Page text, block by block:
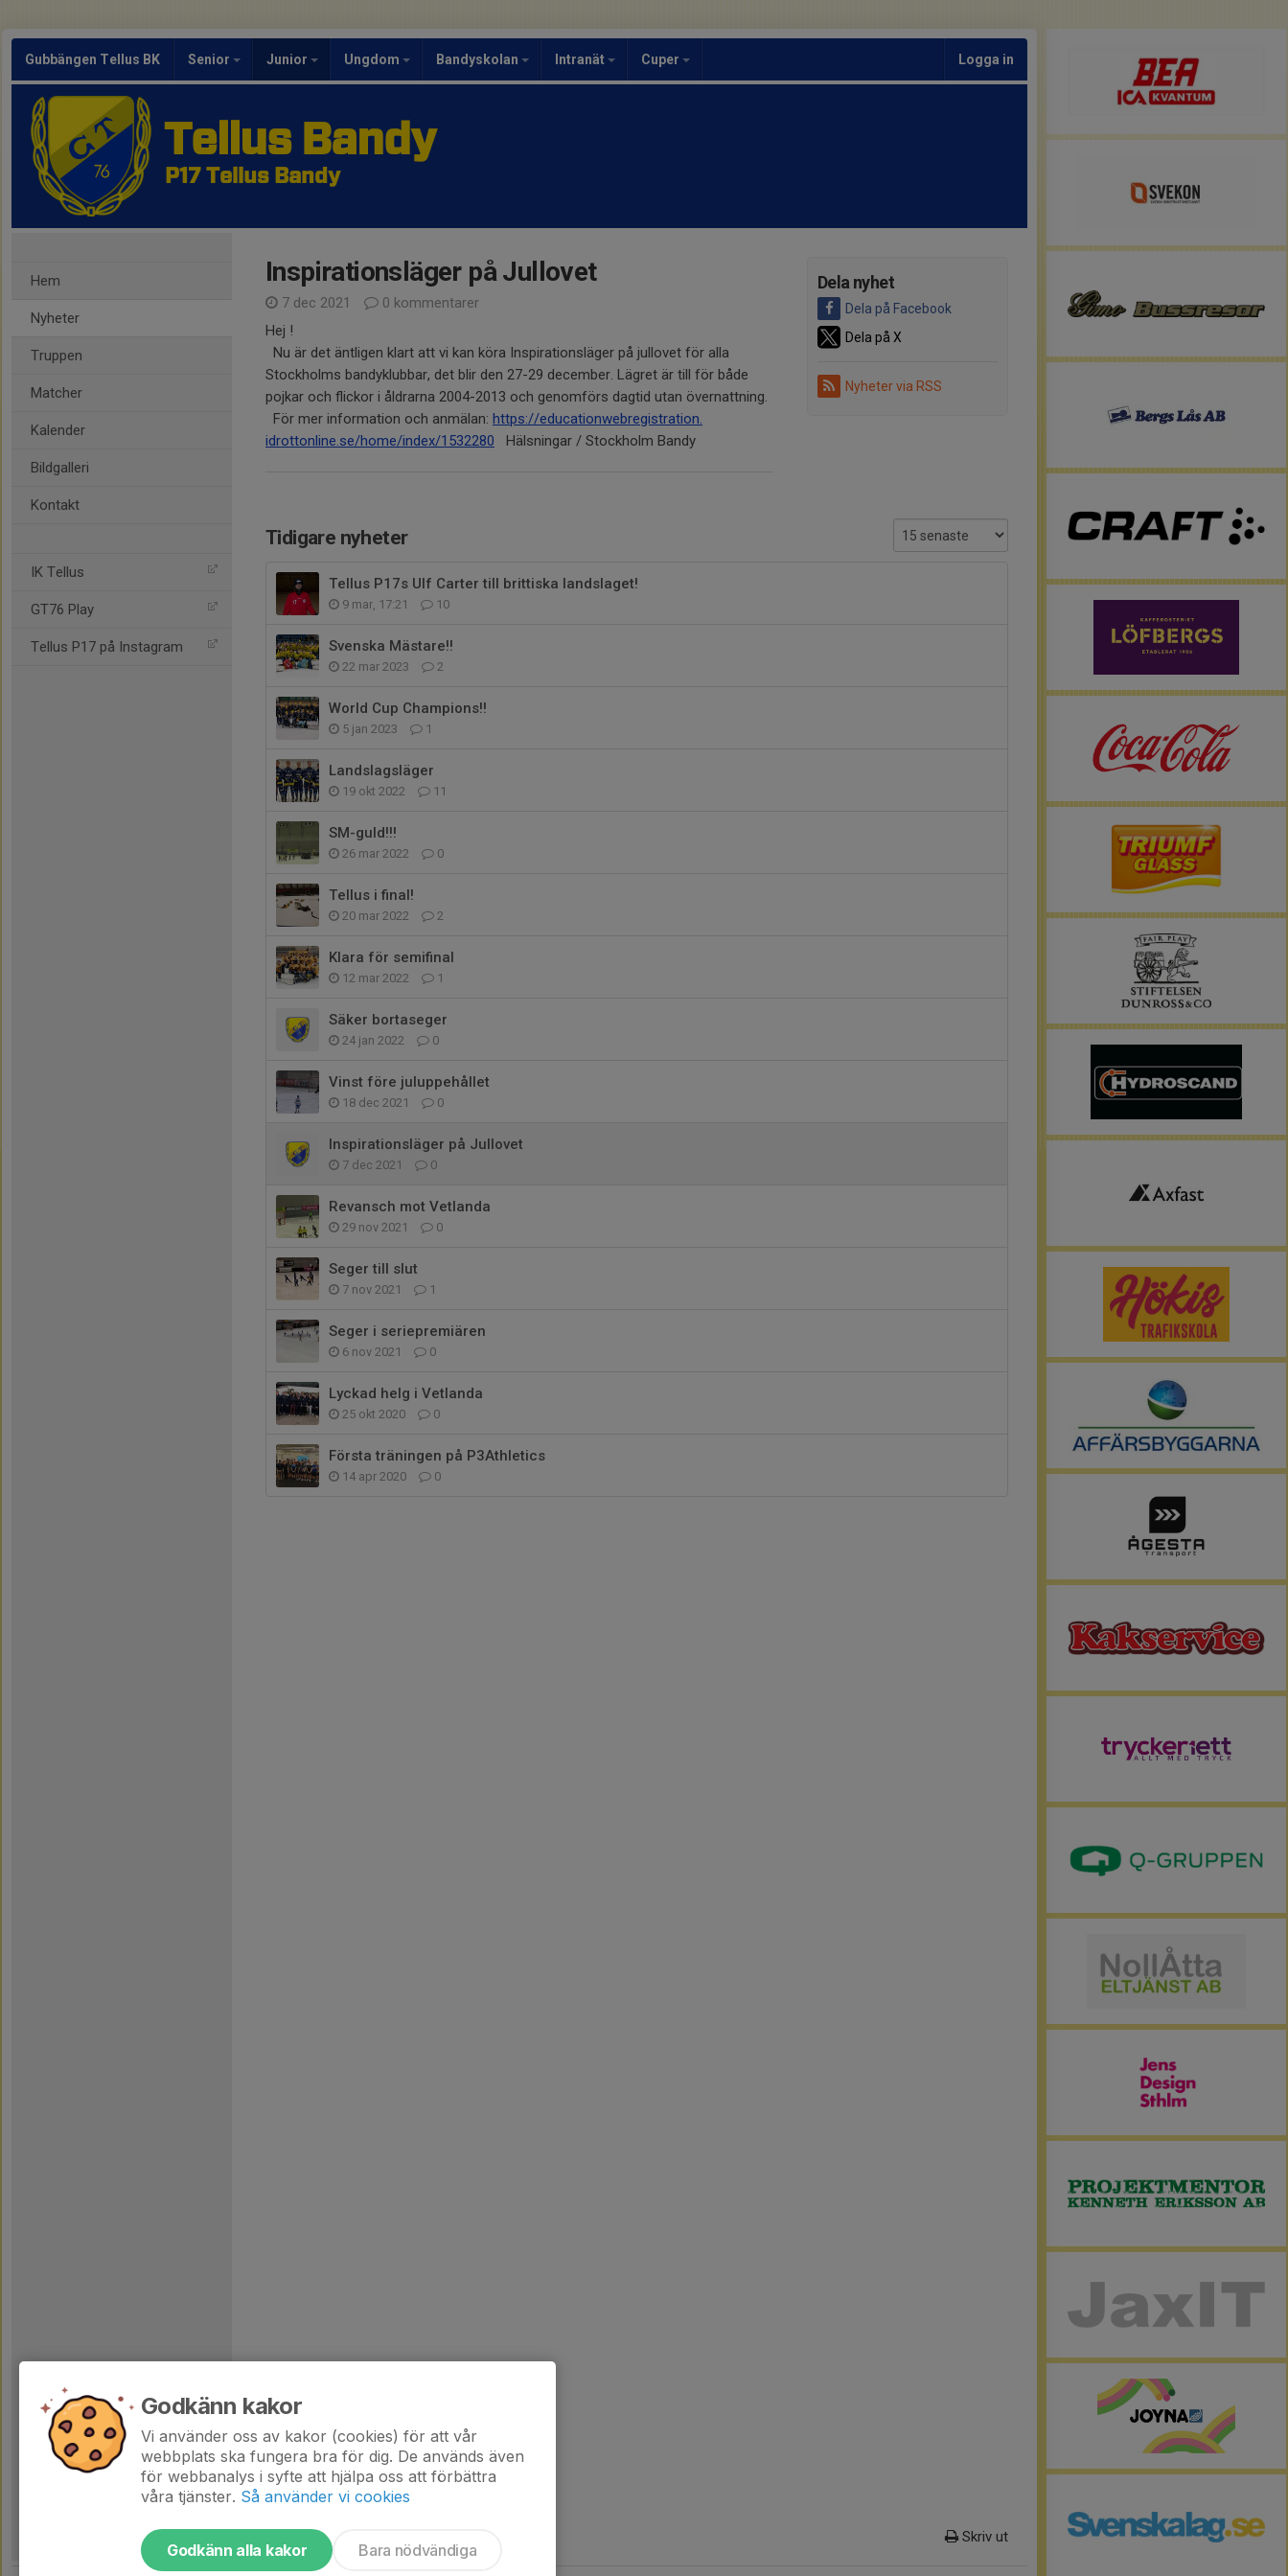
Gubbängen Tellus BK Senior Junior Ungdom Bandyskolan Intranät Cuper Logga in
Tellus Bandy
P17 Tellus Bandy
Hem
Nyheter
Truppen
Matcher
Kalender
Bildgalleri
Kontakt
IK Tellus
GT76 Play
Tellus P17 på Instagram
Dela nyhet
Dela på Facebook
Dela på X
Nyheter via RSS
Inspirationsläger på Jullovet
7 dec 2021
0 kommentarer
Hej !
Nu är det äntligen klart att vi kan köra Inspirationsläger på jullovet för alla
Stockholms bandyklubbar, det blir den 27-29 december. Lägret är till för både
pojkar och flickor i åldrarna 2004-2013 och genomförs dagtid utan övernattning.
För mer information och anmälan: https://educationwebregistration.
idrottonline.se/home/index/1532280 Hälsningar / Stockholm Bandy
Tidigare nyheter
Tellus P17s Ulf Carter till brittiska landslaget!
9 mar, 17:21 10
Svenska Mästare!!
22 mar 2023 2
World Cup Champions!!
5 jan 2023 1
Landslagsläger
19 okt 2022 11
SM-guld!!!
26 mar 2022 0
Tellus i final!
20 mar 2022 2
Klara för semifinal
12 mar 2022 1
Säker bortaseger
24 jan 2022 0
Vinst före juluppehållet
18 dec 2021 0
Inspirationsläger på Jullovet
7 dec 2021 0
Revansch mot Vetlanda
29 nov 2021 0
Seger till slut
7 nov 2021 1
Seger i seriepremiären
6 nov 2021 0
Lyckad helg i Vetlanda
25 okt 2020 0
Första träningen på P3Athletics
14 apr 2020 0
Skriv ut
Godkänn kakor
Vi använder oss av kakor (cookies) för att vår
webbplats ska fungera bra för dig. De används även
för webbanalys i syfte att hjälpa oss att förbättra
våra tjänster. Så använder vi cookies
Godkänn alla kakor Bara nödvändiga